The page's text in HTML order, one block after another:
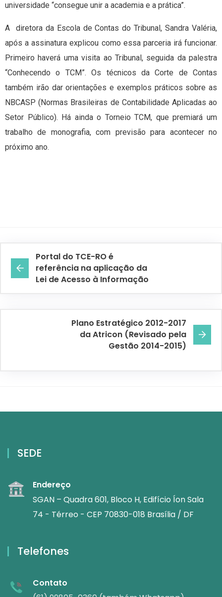
universidade “consegue unir a academia e a prática”.
A diretora da Escola de Contas do Tribunal, Sandra Valéria,
após a assinatura explicou como essa parceria irá funcionar.
Primeiro haverá uma visita ao Tribunal, seguida da palestra
“Conhecendo o TCM”. Os técnicos da Corte de Contas
também irão dar orientações e exemplos práticos sobre as
NBCASP (Normas Brasileiras de Contabilidade Aplicadas ao
Setor Público). Há ainda o Torneio TCM, que premiará um
trabalho de monografia, com previsão para acontecer no
próximo ano.
Portal do TCE-RO é
referência na aplicação da
Lei de Acesso à Informação
Plano Estratégico 2012-2017
da Atricon (Revisado pela
Gestão 2014-2015)
SEDE
Endereço
SGAN – Quadra 601, Bloco H, Edifício Íon Sala
74 - Térreo - CEP 70830-018 Brasília / DF
Telefones
Contato